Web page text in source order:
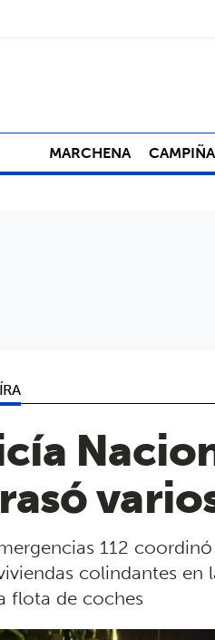
MARCHENA CAMPIÑA
112
colindantes
flota de coches